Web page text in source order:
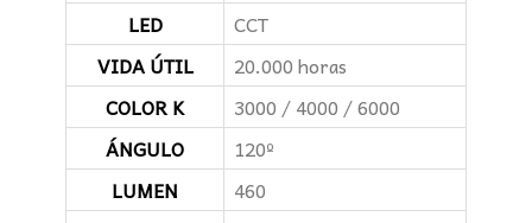
LED
CCT
VIDA ÚTIL
20.000 horas
COLOR K
3000 / 4000 / 6000
ÁNGULO
120º
LUMEN
460